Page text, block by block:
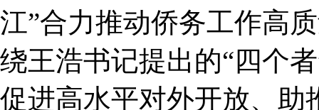
江”合力推动侨务工作高
绕王浩书记提出的“四个
促进高水平对外开放、助